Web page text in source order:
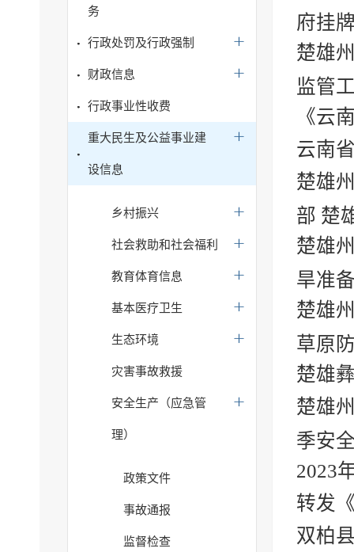
务
行政处罚及行政强制
财政信息
行政事业性收费
重大民生及公益事业建
设信息
乡村振兴
社会救助和社会福利
教育体育信息
基本医疗卫生
生态环境
灾害事故救援
安全生产（应急管
理）
政策文件
事故通报
监督检查
府挂
楚雄
监管
《云
云南
楚雄
部 楚
楚雄
旱准
楚雄
草原
楚雄
楚雄
季安
2023
转发
双柏